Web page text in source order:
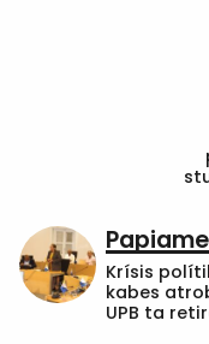
Krísis
kabes
UPB ta